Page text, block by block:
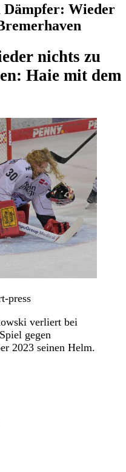
Dämpfer: Wieder
nichts zu
Haie mit dem
press
verliert bei
gegen
2023 seinen Helm.